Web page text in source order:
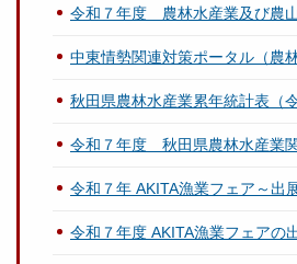
令和７年度 農林水産業及び農
中東情勢関連対策ポータル（農
秋田県農林水産業累年統計表（
令和７年度 秋田県農林水産業
令和７年 AKITA漁業フェア～出
令和７年度 AKITA漁業フェアの